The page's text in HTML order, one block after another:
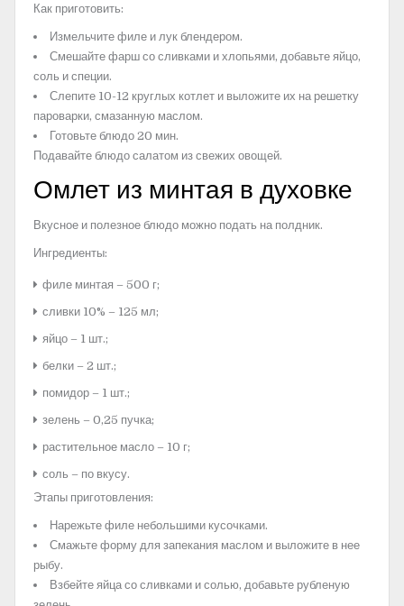
Как приготовить:
Измельчите филе и лук блендером.
Смешайте фарш со сливками и хлопьями, добавьте яйцо,
соль и специи.
Слепите 10-12 круглых котлет и выложите их на решетку
пароварки, смазанную маслом.
Готовьте блюдо 20 мин.
Подавайте блюдо салатом из свежих овощей.
Омлет из минтая в духовке
Вкусное и полезное блюдо можно подать на полдник.
Ингредиенты:
филе минтая – 500 г;
сливки 10% – 125 мл;
яйцо – 1 шт.;
белки – 2 шт.;
помидор – 1 шт.;
зелень – 0,25 пучка;
растительное масло – 10 г;
соль – по вкусу.
Этапы приготовления:
Нарежьте филе небольшими кусочками.
Смажьте форму для запекания маслом и выложите в нее
рыбу.
Взбейте яйца со сливками и солью, добавьте рубленую